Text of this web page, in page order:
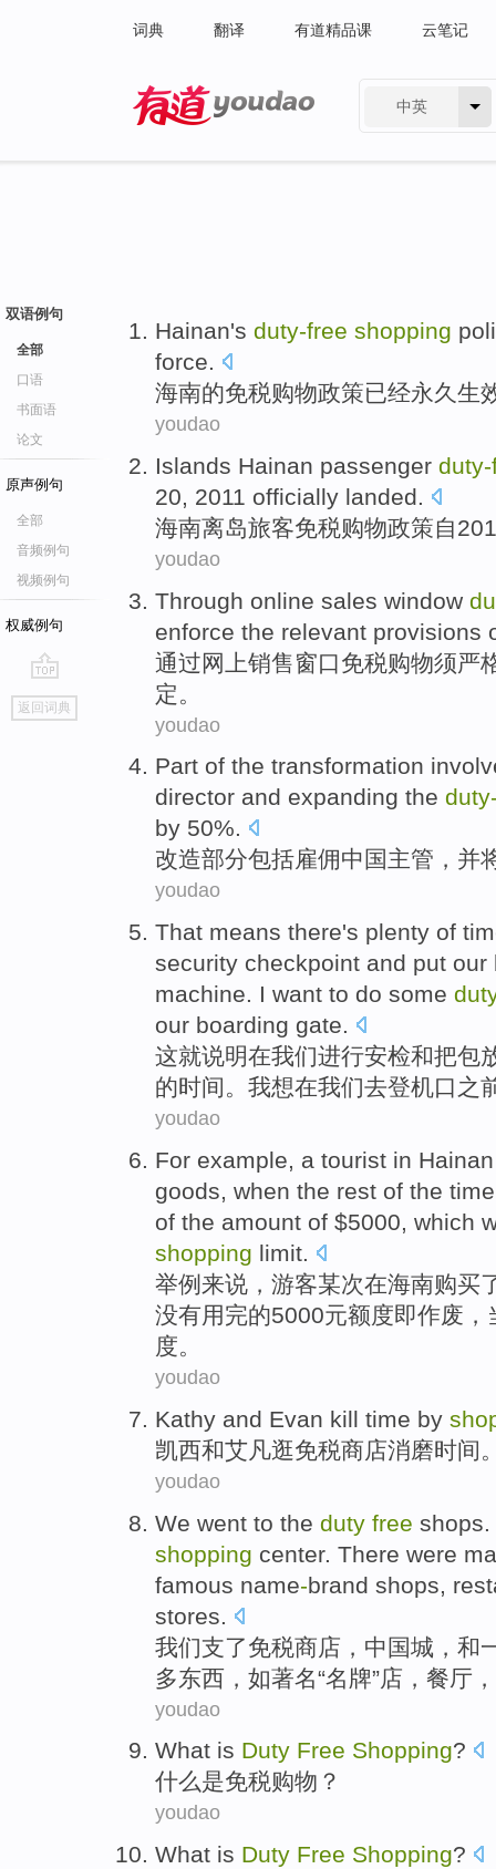
词典 翻译 有道精品课 云笔记
中英
双语例句
全部
口语
书面语
论文
原声例句
全部
音频例句
视频例句
权威例句
go
top
返回词典
Hainan's duty-free shopping
force.
海南的免税购物政策已经永久 生
youdao
Islands Hainan passenger
20, 2011 officially landed.
海南离岛旅客免税购物政策自
youdao
Through online sales window
enforce the relevant provisions
通过网上销售窗口免税购物须严
定 。
youdao
Part of the transformation
director and expanding the
by 50%.
改造部分包括雇佣中国主管 ， 并
youdao
That means there's plenty of
security checkpoint and put our
machine. I want to do some
our boarding gate.
这就说明在我们进行安检和把包
的时间。 我想在我们去登机口之
youdao
For example, a tourist in Hainan
goods, when the rest of the time
of the amount of $5000, which
shopping limit.
举例 来说， 游客某次在海南购买
没有用完的5000元额度即作废，
度。
youdao
Kathy and Evan kill time by
凯西和艾凡逛免税商店消磨时间
youdao
We went to the duty free shops
shopping center. There were
famous name-brand shops
stores
我们支了免税商店 ， 中国城 ， 和
多东西 ， 如著名“名牌”店 ， 餐厅 ，
youdao
What is Duty Free Shopping?
什么是免税购物 ？
youdao
What is Duty Free Shopping?